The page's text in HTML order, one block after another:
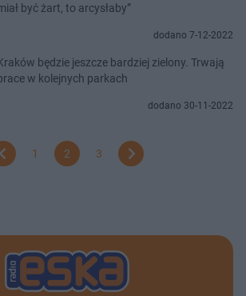
być żart, to arcysłaby”
dodano 7-12-2022
będzie jeszcze bardziej zielony. Trwają
w kolejnych parkach
dodano 30-11-2022
1 2 3